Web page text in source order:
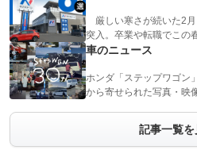
厳しい寒さが続いた2
突入。卒業や転職でこの
車のニュース
ホンダ「ステップワゴン
から寄せられた写真・映
記事一覧を